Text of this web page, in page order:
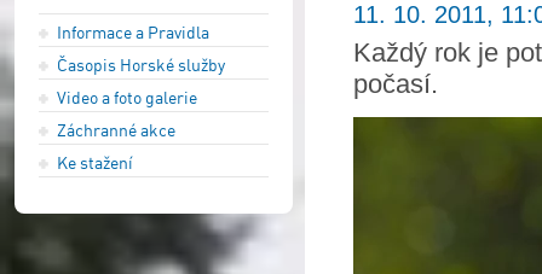
Informace a Pravidla
Časopis Horské služby
Video a foto galerie
Záchranné akce
Ke stažení
11. 10. 2011,
Každý rok je
počasí.